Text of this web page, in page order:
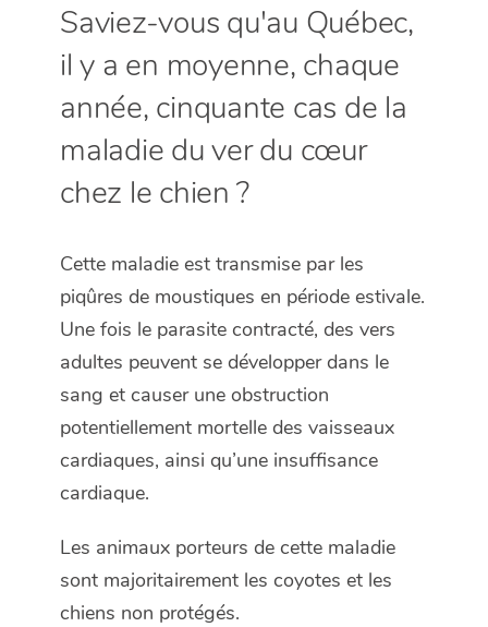
Saviez-vous qu'au Québec,
il y a en moyenne, chaque
année, cinquante cas de la
maladie du ver du cœur
chez le chien ?
Cette maladie est transmise par les
piqûres de moustiques en période estivale.
Une fois le parasite contracté, des vers
adultes peuvent se développer dans le
sang et causer une obstruction
potentiellement mortelle des vaisseaux
cardiaques, ainsi qu’une insuffisance
cardiaque.
Les animaux porteurs de cette maladie
sont majoritairement les coyotes et les
chiens non protégés.